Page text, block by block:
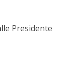
Presidente